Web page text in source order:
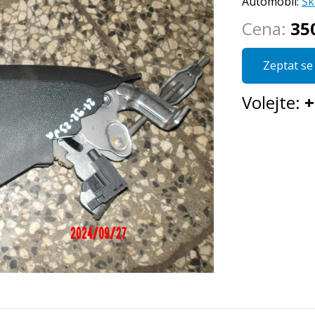
Cena:
Zeptat
Volejte: